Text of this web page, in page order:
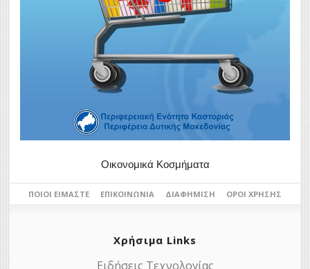
Οικονομικά Κοσμήματα
ΠΟΙΟΙ ΕΊΜΑΣΤΕ ΕΠΙΚΟΙΝΩΝΊΑ ΔΙΑΦΉΜΙΣΗ ΌΡΟΙ ΧΡΉΣΗΣ
Χρήσιμα Links
Ειδήσεις Τεχνολογίας